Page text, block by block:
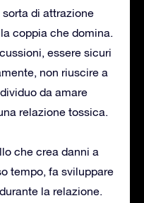
di attrazione
coppia che domina.
essere sicuri
non riuscire a
da amare
relazione tossica.
che crea danni a
tempo, fa sviluppare
la relazione.